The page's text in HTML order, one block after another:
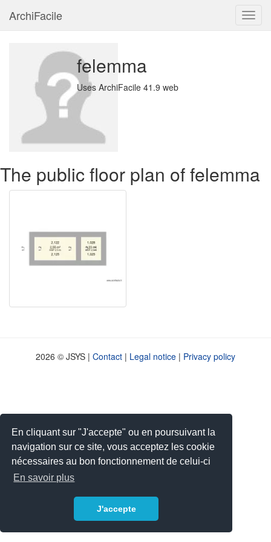
En cliquant sur "J'accepte" ou en poursuivant la
navigation sur ce site, vous acceptez les cookie
nécessaires au bon fonctionnement de celui-ci
En savoir plus
J'accepte
ArchiFacile
felemma
Uses ArchiFacile 41.9 web
The public floor plan of felemma
2026 © JSYS | Contact | Legal notice | Privacy policy